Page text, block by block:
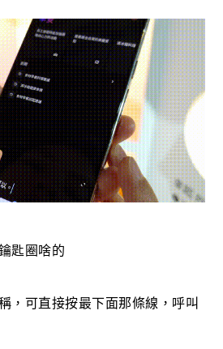
匙圈啥的
，可直接按最下面那條線，呼叫